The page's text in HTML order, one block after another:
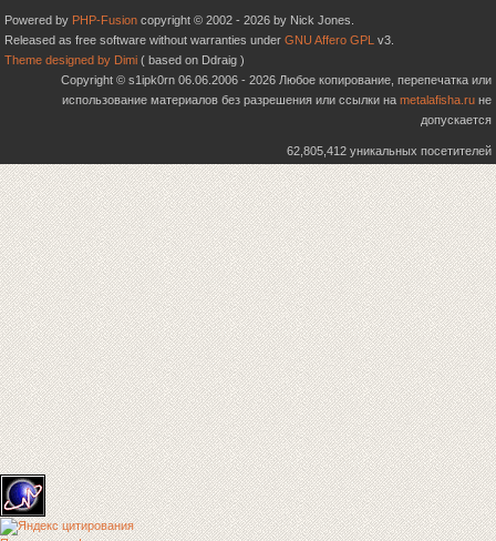
Powered by PHP-Fusion copyright © 2002 - 2026 by Nick Jones.
Released as free software without warranties under GNU Affero GPL v3.
Theme designed by Dimi ( based on Ddraig )
Copyright © s1ipk0rn 06.06.2006 - 2026 Любое копирование, перепечатка или
использование материалов без разрешения или ссылки на metalafisha.ru не
допускается
62,805,412 уникальных посетителей